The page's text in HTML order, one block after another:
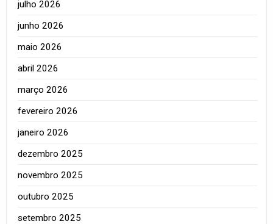
julho 2026
junho 2026
maio 2026
abril 2026
março 2026
fevereiro 2026
janeiro 2026
dezembro 2025
novembro 2025
outubro 2025
setembro 2025